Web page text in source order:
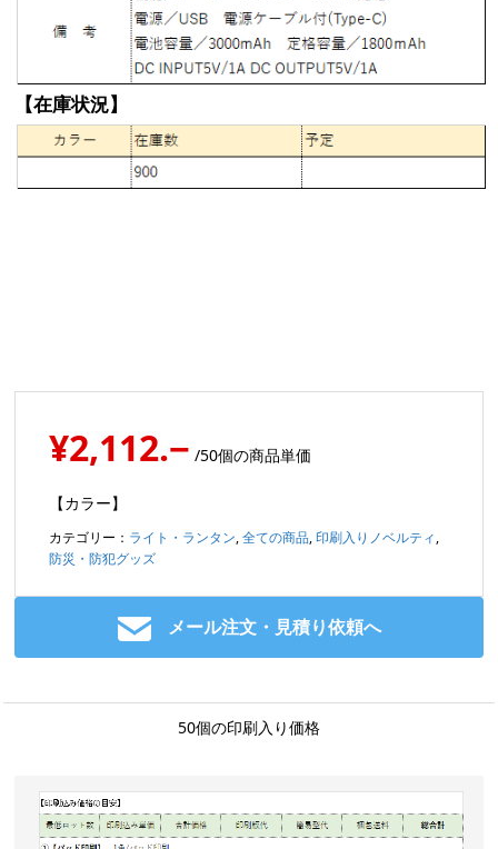
【在庫状況】
¥2,112.− /50個の商品単価
【カラー】
カテゴリー： ライト・ランタン,全ての商品,印刷入りノベルティ,
防災・防犯グッズ
メール注文・見積り依頼へ
50個の印刷入り価格